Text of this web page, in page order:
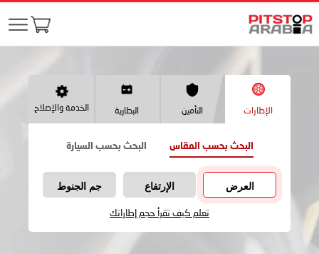
الإطارات التأمين البطارية الخدمة والإصلاح
البحث بحسب المقاس البحث بحسب السيارة
العرض الإرتفاع جم الجنوط
تعلم كيف تقرأ حجم إطاراتك